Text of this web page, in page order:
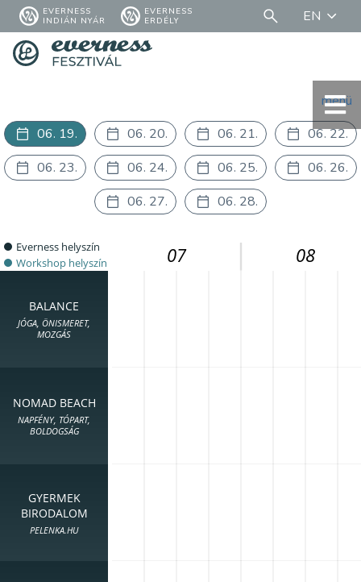
EVERNESS
INDIÁN NYÁR
EVERNESS
ERDÉLY
EN
menü
06. 19.
06. 20. 06. 21.
06. 22.
06. 23.
06. 24. 06. 25.
06. 26.
06. 27.
06. 28.
Everness helyszín
Workshop helyszín
BALANCE
JÓGA, ÖNISMERET,
MOZGÁS
NOMAD BEACH
NAPFÉNY, TÓPART,
BOLDOGSÁG
GYERMEK
BIRODALOM
PELENKA.HU
07 08